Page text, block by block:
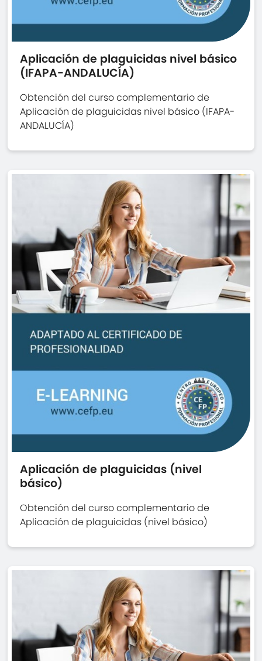
Aplicación de plaguicidas nivel básico
(IFAPA-ANDALUCÍA)
Obtención del curso complementario de
Aplicación de plaguicidas nivel básico (IFAPA-
ANDALUCÍA)
Aplicación de plaguicidas (nivel
básico)
Obtención del curso complementario de
Aplicación de plaguicidas (nivel básico)